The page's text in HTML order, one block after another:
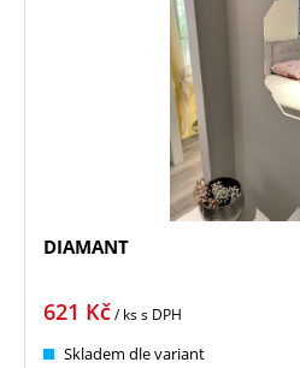
DIAMANT
621 Kč/ kss DPH
Skladem dle variant